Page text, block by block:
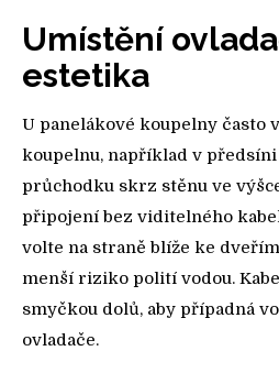
Umístění
estetika
U panelákové koupelny často
koupelnu, například v předsíni
průchodku skrz stěnu ve
připojení bez viditelného
volte na straně blíže ke
menší riziko polití vodou.
smyčkou dolů, aby případná
ovladače.